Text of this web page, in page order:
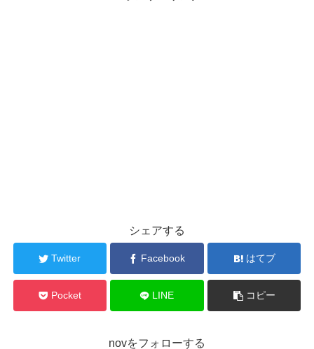
シェアする
Twitter Facebook はてブ
Pocket LINE コピー
novをフォローする